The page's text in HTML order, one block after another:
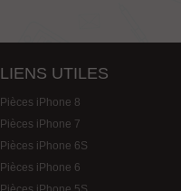
LIENS UTILES
Pièces iPhone 8
Pièces iPhone 7
Pièces iPhone 6S
Pièces iPhone 6